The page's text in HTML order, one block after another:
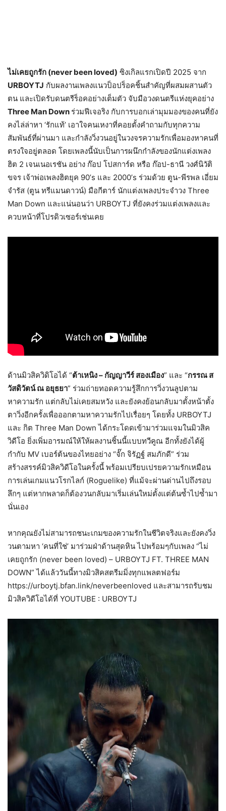
ไม่เคยถูกรัก (never been loved) ซิงเกิลแรกเปิดปี 2025 จาก
URBOYTJ กับผลงานเพลงแนวป็อปร็อคชิ้นสำคัญที่ผสมผสานตัว
ตน และเปิดรับดนตรีร็อคอย่างเต็มตัว จับมือวงดนตรีแห่งยุคอย่าง
Three Man Down ร่วมฟีเจอริง กับการบอกเล่ามุมมองของคนที่ยัง
คงไล่ล่าหา ‘รักแท้’ เอาใจคนเหงาที่คอยตั้งคำถามกับทุกความ
สัมพันธ์ที่ผ่านมา และกำลังวิ่งวนอยู่ในวงจรความรักเพื่อมองหาคนที่
ตรงใจอยู่ตลอด โดยเพลงนี้นับเป็นการผนึกกำลังของนักแต่งเพลง
ฮิต 2 เจนเนอเรชัน อย่าง ก๊อป โปสการ์ด หรือ ก๊อป-ธานี วงศ์นิวัติ
ขจร เจ้าพ่อเพลงฮิตยุค 90’s และ 2000’s ร่วมด้วย ตูน-พีรพล เอี่ยม
จํารัส (ตูน ทรีแมนดาวน์) มือกีตาร์ นักแต่งเพลงประจำวง Three
Man Down และแน่นอนว่า URBOYTJ ที่ยังคงร่วมแต่งเพลงและ
ควบหน้าที่โปรดิวเซอร์เช่นเคย
ด้านมิวสิควิดิโอได้ “ต้าเหนิง – กัญญาวีร์ สองเมือง” และ “กรรณ ส
วัสดิวัตน์ ณ อยุธยา” ร่วมถ่ายทอดความรู้สึกการวิ่งวนลูปตาม
หาความรัก แต่กลับไม่เคยสมหวัง และยังคงย้อนกลับมาตั้งหน้าตั้ง
ตาวิ่งอีกครั้งเพื่อออกตามหาความรักไปเรื่อยๆ โดยทั้ง URBOYTJ
และ กิต Three Man Down ได้กระโดดเข้ามาร่วมแจมในมิวสิค
วิดีโอ ยิ่งเพิ่มอารมณ์ให้ให้ผลงานชิ้นนี้แบบทวีคูณ อีกทั้งยังได้ผู้
กำกับ MV เบอร์ต้นของไทยอย่าง “จั๊ก จิรัฏฐ์ สมภักดี” ร่วม
สร้างสรรค์มิวสิควิดีโอในครั้งนี้ พร้อมเปรียบเปรยความรักเหมือน
การเล่นเกมแนวโรกไลก์ (Roguelike) ที่แม้จะผ่านด่านไปถึงรอบ
ลึกๆ แต่หากพลาดก็ต้องวนกลับมาเริ่มเล่นใหม่ตั้งแต่ต้นซ้ำไปซ้ำมา
นั่นเอง
หากคุณยังไม่สามารถชนะเกมของความรักในชีวิตจริงและยังคงวิ่ง
วนตามหา ‘คนที่ใช่’ มาร่วมฝ่าด้านสุดหิน ไปพร้อมๆกับเพลง “ไม่
เคยถูกรัก (never been loved) – URBOYTJ FT. THREE MAN
DOWN” ได้แล้ววันนี้ทางมิวสิคสตรีมมิ่งทุกแพลตฟอร์ม
https://urboytj.bfan.link/neverbeenloved และสามารถรับชม
มิวสิควิดีโอได้ที่ YOUTUBE : URBOYTJ